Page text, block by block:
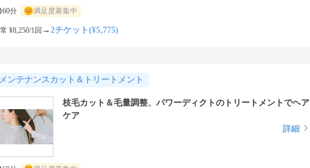
60分 満足度募集中
¥8,250/1回 → 2チケット(¥5,775)
ンテナンスカット＆トリートメント
枝毛カット＆毛量調整、パワーディクトのトリートメントでヘア
ケア
詳細